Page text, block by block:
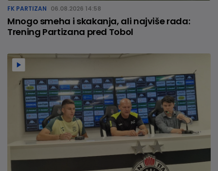
FK PARTIZAN 06.08.2026 14:58
Mnogo smeha i skakanja, ali najviše rada:
Trening Partizana pred Tobol